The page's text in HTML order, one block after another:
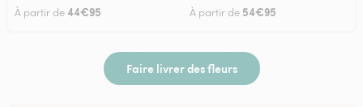
À partir de44€95 À partir de 54€95
Faire livrer des fleurs